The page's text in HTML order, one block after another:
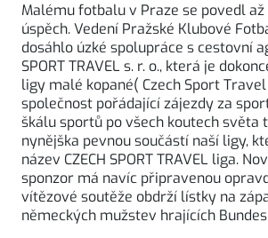
Malému fotbalu v Praze se povedl
úspěch. Vedení Pražské Klubové
dosáhlo úzké spolupráce s cestovní
SPORT TRAVEL s. r. o., která je
ligy malé kopané( Czech Sport Travel
společnost pořádající zájezdy za
škálu sportů po všech koutech světa
nynějška pevnou součástí naší ligy,
název CZECH SPORT TRAVEL liga.
sponzor má navíc připravenou
vítězové soutěže obdrží lístky na
německých mužstev hrajících